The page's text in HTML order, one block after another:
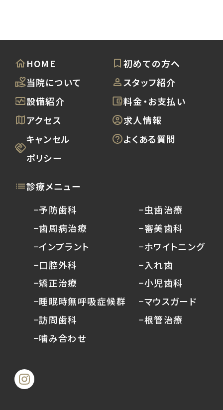
HOME
初めての方へ
当院について
スタッフ紹介
設備紹介
料金・お支払い
アクセス
求人情報
キャンセル
ポリシー
よくある質問
診療メニュー
−予防歯科
−歯周病治療
−インプラント
−口腔外科
−矯正治療
−睡眠時無呼吸症候群
−訪問歯科
−噛み合わせ
−虫歯治療
−審美歯科
−ホワイトニング
−入れ歯
−小児歯科
−マウスガード
−根管治療